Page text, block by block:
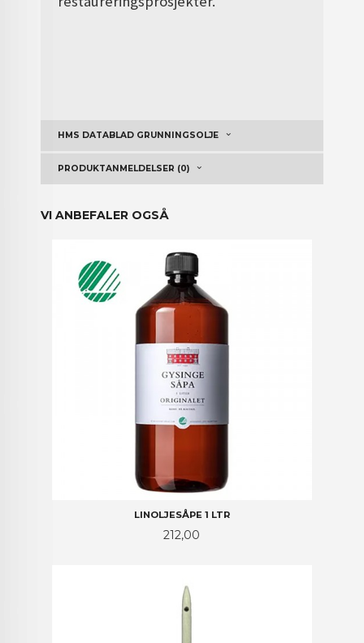
HMS DATABLAD GRUNNINGSOLJE
PRODUKTANMELDELSER (0)
VI ANBEFALER OGSÅ
LINOLJESÅPE 1 LTR
Pris
212,00